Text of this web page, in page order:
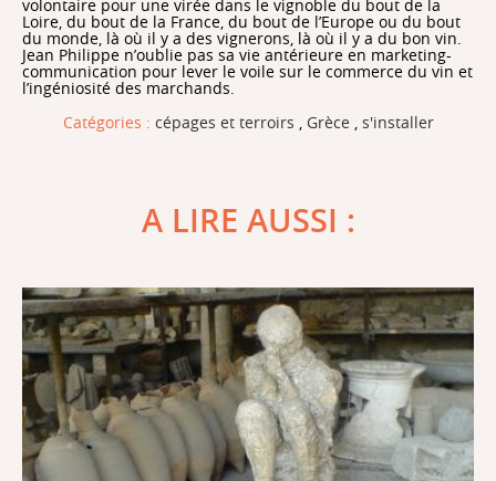
volontaire pour une virée dans le vignoble du bout de la
Loire, du bout de la France, du bout de l’Europe ou du bout
du monde, là où il y a des vignerons, là où il y a du bon vin.
Jean Philippe n’oublie pas sa vie antérieure en marketing-
communication pour lever le voile sur le commerce du vin et
l’ingéniosité des marchands.
Catégories : cépages et terroirs , Grèce, s'installer
A LIRE AUSSI :